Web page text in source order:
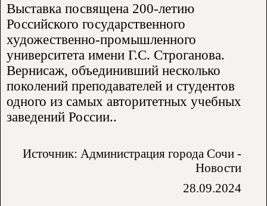
Выставка посвящена 200-летию
Российского государственного
художественно-промышленного
университета имени Г.С. Строганова.
Вернисаж, объединивший несколько
поколений преподавателей и студентов
одного из самых авторитетных учебных
заведений России..
Источник: Администрация города Сочи -
Новости
28.09.2024